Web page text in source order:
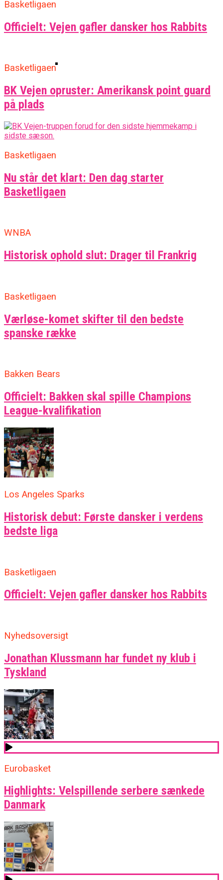
Basketball Klub Rykker Op I
Medlemstal I Dansk Basket Boomer:
Fremgang For 12. År I Træk
Basketligaen
Officielt: Vejen gafler dansker hos Rabbits
Basketligaen
BK Vejen opruster: Amerikansk point guard
på plads
Basketligaen
Nu står det klart: Den dag starter
Basketligaen
WNBA
Historisk ophold slut: Drager til Frankrig
Basketligaen
Værløse-komet skifter til den bedste
spanske række
Bakken Bears
Officielt: Bakken skal spille Champions
League-kvalifikation
Los Angeles Sparks
Historisk debut: Første dansker i verdens
bedste liga
Basketligaen
Officielt: Vejen gafler dansker hos Rabbits
Nyhedsoversigt
Jonathan Klussmann har fundet ny klub i
Tyskland
Eurobasket
Highlights: Velspillende serbere sænkede
Danmark